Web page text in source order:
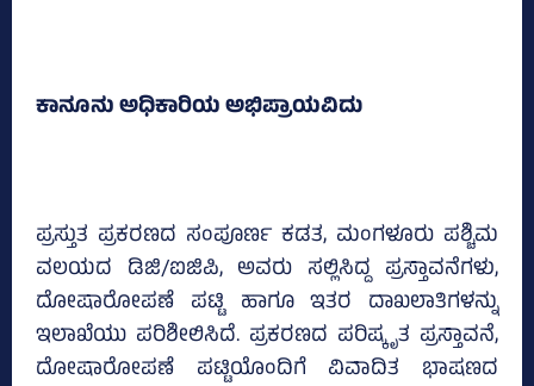
ಕಾನೂನು ಅಧಿಕಾರಿಯ ಅಭಿಪ್ರಾಯವಿದು
ಪ್ರಸ್ತುತ ಪ್ರಕರಣದ ಸಂಪೂರ್ಣ ಕಡತ, ಮಂಗಳೂರು ಪಶ್ಚಿಮ
ವಲಯದ ಡಿಜಿ/ಐಜಿಪಿ, ಅವರು ಸಲ್ಲಿಸಿದ್ದ ಪ್ರಸ್ತಾವನೆಗಳು,
ದೋಷಾರೋಪಣೆ ಪಟ್ಟಿ ಹಾಗೂ ಇತರ ದಾಖಲಾತಿಗಳನ್ನು
ಇಲಾಖೆಯು ಪರಿಶೀಲಿಸಿದೆ. ಪ್ರಕರಣದ ಪರಿಷ್ಕೃತ ಪ್ರಸ್ತಾವನೆ,
ದೋಷಾರೋಪಣೆ ಪಟ್ಟಿಯೊಂದಿಗೆ ವಿವಾದಿತ ಭಾಷಣದ